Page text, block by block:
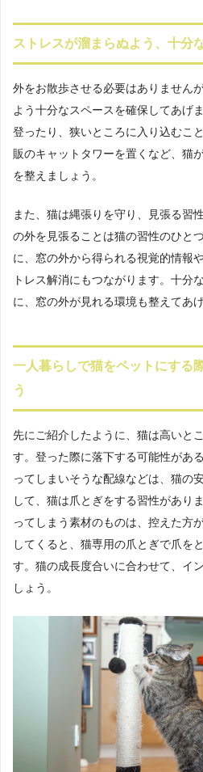
ストレスが溜まらぬよう、十分
外をお散歩させる必要はありません
よう十分なスペースを確保してあげ
登ったり、狭いところに入り込むこ
販のキャットタワーを置くなど、猫
を整えましょう。
また、猫は縄張りを守り、見張る習
の外を見張ることは猫の習性のひと
に、窓の外から得られる視覚的情報
トレス解消にもつながります。十分
に、窓の外が見れる環境も整えてあ
一人暮らしで猫をペットにする
う
先にご紹介したように、猫は高いと
す。登った際に落下する可能性があ
ってしまいそうな配線などは、猫の
して、猫は爪とぎをする習性があり
ってしまう素材のものは、控えた方
してくると、猫専用の爪とぎで爪を
す。猫の成長度合いに合わせて、イ
しょう。